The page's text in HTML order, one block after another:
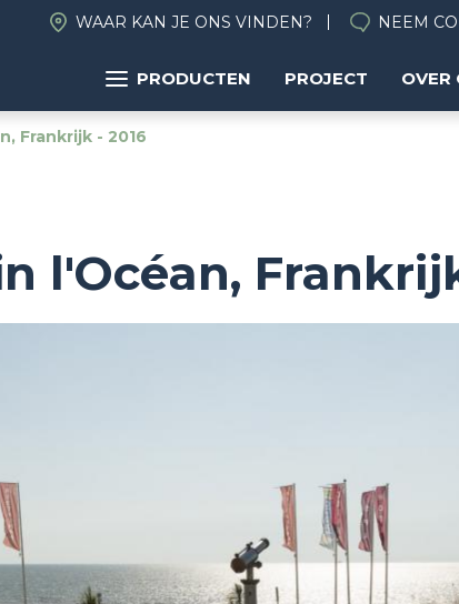
WAAR KAN JE ONS VINDEN? NEEM
PRODUCTEN PROJECT OVER
Frankrijk - 2016
l'Océan,